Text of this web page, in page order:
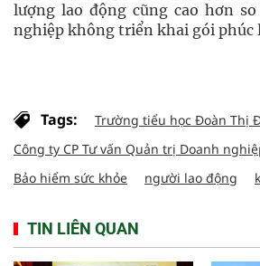
lượng lao động cũng cao hơn
nghiệp không triển khai gói phúc
Tags:
Trường tiểu học Đoàn Thị
Công ty CP Tư vấn Quản trị Doanh
Bảo hiểm sức khỏe
người lao động
TIN LIÊN QUAN